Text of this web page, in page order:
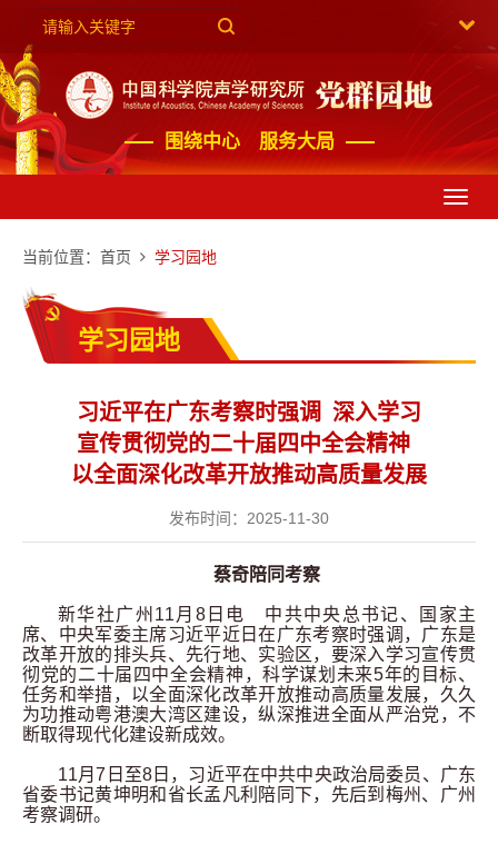
围绕中心 服务大局
当前位置： 首页 学习园地
学习园地
习近平在广东考察时强调 深入学习
宣传贯彻党的二十届四中全会精神
以全面深化改革开放推动高质量发展
发布时间：2025-11-30
蔡奇陪同考察
新华社广州11 月 8日电 中共中央总书记、国家主
席、中央军委主席习近平近日在广东考察时强调，广东是
改革开放的排头兵、先行地、实验区，要深入学习宣传贯
彻党的二十届四中全会精神，科学谋划未来5年的目标、
任务和举措，以全面深化改革开放推动高质量发展，久久
为功推动粤港澳大湾区建设，纵深推进全面从严治党，不
断取得现代化建设新成效。
11月7 日至8日，习近平在中共中央政治局委员、广东
省委书记黄坤明和省长孟凡利陪同下，先后到梅州、广州
考察调研。